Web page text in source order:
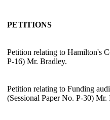
PETITIONS
Petition relating to Hamilton's
P-16) Mr. Bradley.
Petition relating to Funding
(Sessional Paper No. P-30) Mr.